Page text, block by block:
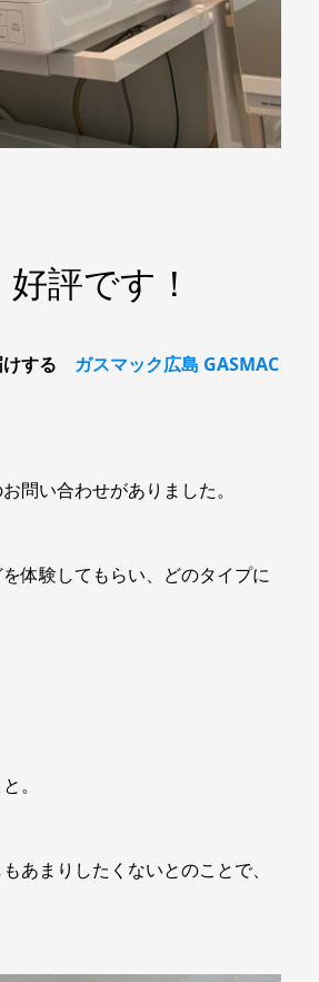
評です！
けする ガスマック広島 GASMAC
問い合わせがありました。
体験してもらい、どのタイプに
。
あまりしたくないとのことで、